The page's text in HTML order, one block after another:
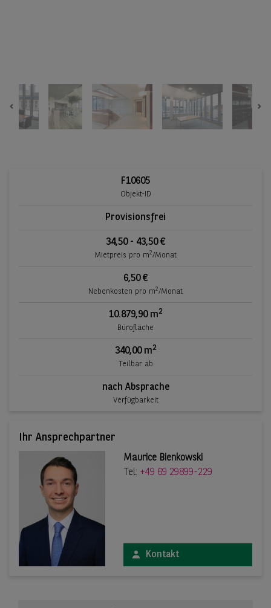
Previous
F10605
Objekt-ID
Provisionsfrei
34,50 - 43,50 €
Mietpreis pro m2/Monat
6,50 €
Nebenkosten pro m2/Monat
10.879,90 m2
Bürofläche
340,00 m2
Teilbar ab
nach Absprache
Verfügbarkeit
Ihr Ansprechpartner
Maurice Bienkowski
Tel: +49 69 29899-229
Kontakt